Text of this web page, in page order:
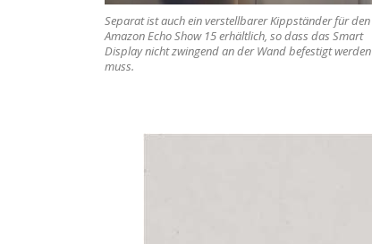
Separat ist auch ein verstellbarer Kippständer für den
Amazon Echo Show 15 erhältlich, so dass das Smart
Display nicht zwingend an der Wand befestigt werden
muss.